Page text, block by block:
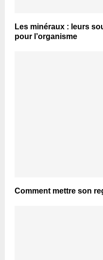
Les minéraux : leurs
pour l’organisme
Comment mettre son